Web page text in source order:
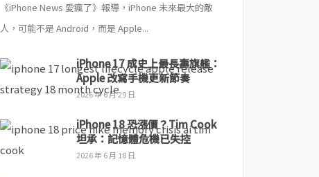
《iPhone News 愛瘋了》報導，iPhone 未來最大的敵
人，可能不是 Android，而是 Apple...
iPhone 17 成史上最長壽旗艦：
Apple 改寫手機更新節奏
2026 年 6 月 29 日
iPhone 18 恐漲價？Tim Cook
坦承：記憶體危機已失控
2026 年 6 月 18 日